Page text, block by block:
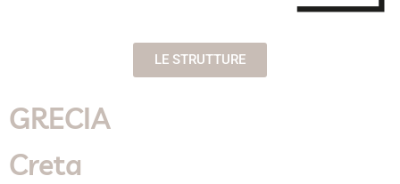
LE STRUTTURE
GRECIA
Creta